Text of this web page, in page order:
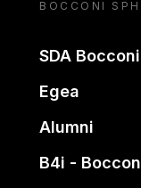
BOCCONI
SDA
Egea
Alumni
B4i -